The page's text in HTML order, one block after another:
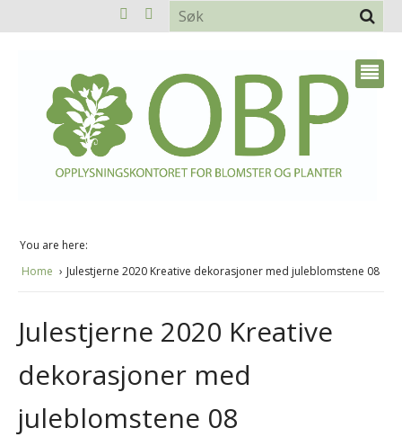
You are here:
Home
Julestjerne 2020 Kreative dekorasjoner med juleblomstene 08
Julestjerne 2020 Kreative
dekorasjoner med
juleblomstene 08